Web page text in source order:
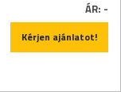
ÁR: -
Kérjen ajánlatot!